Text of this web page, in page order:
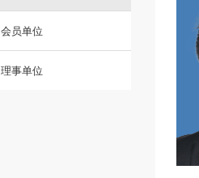
会员单位
理事单位